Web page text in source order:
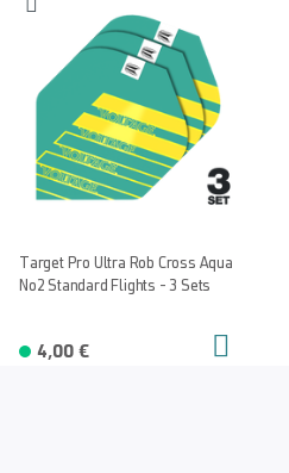
Target Pro Ultra Rob Cross Aqua
No2 Standard Flights - 3 Sets
4,00 €